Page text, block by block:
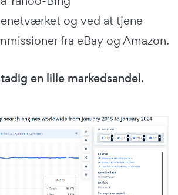
og ved at tjene
fra eBay og Amazon.
en lille markedsandel.